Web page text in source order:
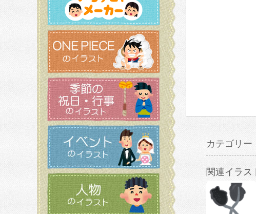
カテゴリー
関連イラス